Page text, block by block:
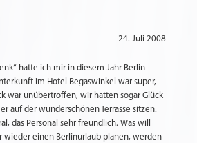
24. Juli 2008
hatte ich mir in diesem Jahr Berlin
im Hotel Begaswinkel war super,
war unübertroffen, wir hatten sogar Glück
auf der wunderschönen Terrasse sitzen.
das Personal sehr freundlich. Was will
wieder einen Berlinurlaub planen, werden